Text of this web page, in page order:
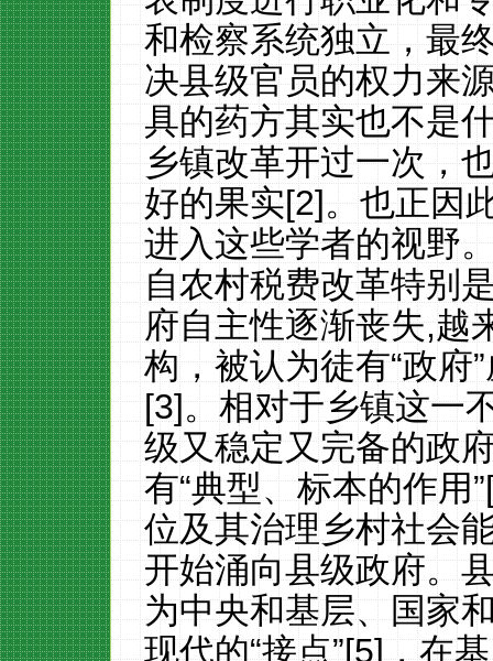
和检察系统独立，最
决县级官员的权力来
具的药方其实也不是
乡镇改革开过一次，
好的果实[2]。也正因
进入这些学者的视野
自农村税费改革特别
府自主性逐渐丧失,越
构，被认为徒有“政府
[3]。相对于乡镇这一
级又稳定又完备的政
有“典型、标本的作用
位及其治理乡村社会
开始涌向县级政府。
为中央和基层、国家
现代的“接点”[5]，在